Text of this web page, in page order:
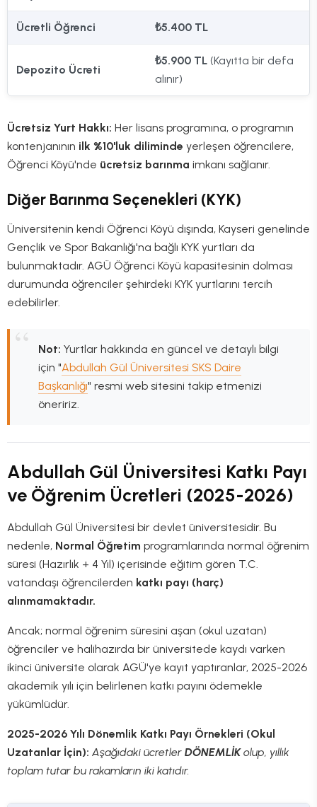
Ücretli Öğrenci ₺5.400 TL
Depozito Ücreti
₺5.900 TL (Kayıtta bir defa
alınır)
Ücretsiz Yurt Hakkı: Her lisans programına, o programın
kontenjanının ilk %10'luk diliminde yerleşen öğrencilere,
Öğrenci Köyü'nde ücretsiz barınma imkanı sağlanır.
Diğer Barınma Seçenekleri (KYK)
Üniversitenin kendi Öğrenci Köyü dışında, Kayseri genelinde
Gençlik ve Spor Bakanlığı'na bağlı KYK yurtları da
bulunmaktadır. AGÜ Öğrenci Köyü kapasitesinin dolması
durumunda öğrenciler şehirdeki KYK yurtlarını tercih
edebilirler.
Not: Yurtlar hakkında en güncel ve detaylı bilgi
için "Abdullah Gül Üniversitesi SKS Daire
Başkanlığı" resmi web sitesini takip etmenizi
öneririz.
Abdullah Gül Üniversitesi Katkı Payı
ve Öğrenim Ücretleri (2025-2026)
Abdullah Gül Üniversitesi bir devlet üniversitesidir. Bu
nedenle, Normal Öğretim programlarında normal öğrenim
süresi (Hazırlık + 4 Yıl) içerisinde eğitim gören T.C.
vatandaşı öğrencilerden katkı payı (harç)
alınmamaktadır.
Ancak; normal öğrenim süresini aşan (okul uzatan)
öğrenciler ve halihazırda bir üniversitede kaydı varken
ikinci üniversite olarak AGÜ'ye kayıt yaptıranlar, 2025-2026
akademik yılı için belirlenen katkı payını ödemekle
yükümlüdür.
2025-2026 Yılı Dönemlik Katkı Payı Örnekleri (Okul
Uzatanlar İçin): Aşağıdaki ücretler DÖNEMLİKolup, yıllık
toplam tutar bu rakamların iki katıdır.